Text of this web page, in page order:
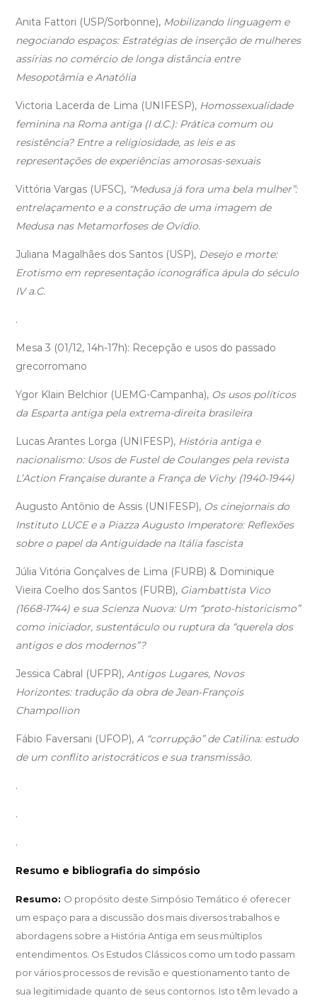
Anita Fattori (USP/Sorbonne), Mobilizando linguagem e
negociando espaços: Estratégias de inserção de mulheres
assírias no comércio de longa distância entre
Mesopotâmia e Anatólia
Victoria Lacerda de Lima (UNIFESP), Homossexualidade
feminina na Roma antiga (I d.C.): Prática comum ou
resistência? Entre a religiosidade, as leis e as
representações de experiências amorosas-sexuais
Vittória Vargas (UFSC), “Medusa já fora uma bela mulher”:
entrelaçamento e a construção de uma imagem de
Medusa nas Metamorfoses de Ovídio.
Juliana Magalhães dos Santos (USP), Desejo e morte:
Erotismo em representação iconográfica ápula do século
IV a.C.
.
Mesa 3 (01/12, 14h-17h): Recepção e usos do passado
grecorromano
Ygor Klain Belchior (UEMG-Campanha), Os usos políticos
da Esparta antiga pela extrema-direita brasileira
Lucas Arantes Lorga (UNIFESP), História antiga e
nacionalismo: Usos de Fustel de Coulanges pela revista
L’Action Française durante a França de Vichy (1940-1944)
Augusto Antônio de Assis (UNIFESP), Os cinejornais do
Instituto LUCE e a Piazza Augusto Imperatore: Reflexões
sobre o papel da Antiguidade na Itália fascista
Júlia Vitória Gonçalves de Lima (FURB) & Dominique
Vieira Coelho dos Santos (FURB), Giambattista Vico
(1668-1744) e sua Scienza Nuova: Um “proto-historicismo”
como iniciador, sustentáculo ou ruptura da “querela dos
antigos e dos modernos”?
Jessica Cabral (UFPR),Antigos Lugares, Novos
Horizontes: tradução da obra de Jean-François
Champollion
Fábio Faversani (UFOP),A “corrupção” de Catilina: estudo
de um conflito aristocráticos e sua transmissão.
.
.
.
Resumo e bibliografia do simpósio
Resumo: O propósito deste Simpósio Temático é oferecer
um espaço para a discussão dos mais diversos trabalhos e
abordagens sobre a História Antiga em seus múltiplos
entendimentos. Os Estudos Clássicos como um todo passam
por vários processos de revisão e questionamento tanto de
sua legitimidade quanto de seus contornos. Isto têm levado a